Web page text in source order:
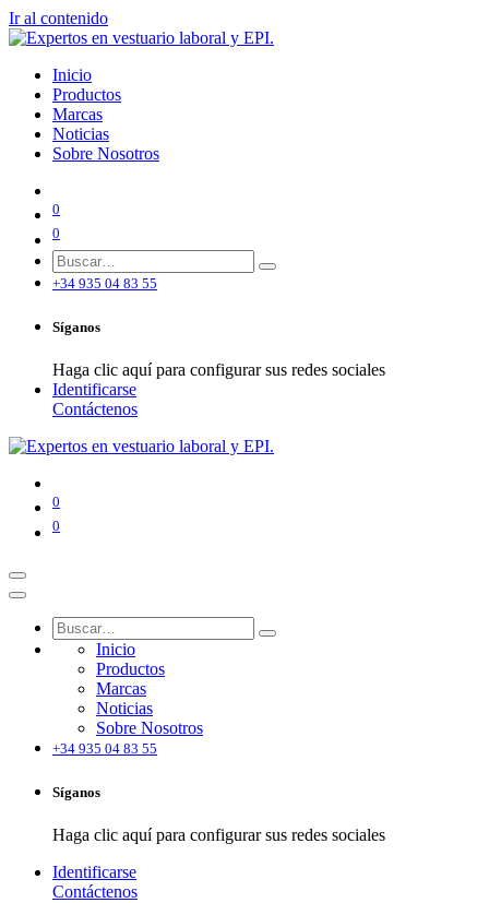
Ir al contenido
Inicio
Productos
Marcas
Noticias
Sobre Nosotros
0
0
+34 935 04 83 55
Síganos
Haga clic aquí para configurar sus redes sociales
Identificarse
Contáctenos
0
0
Inicio
Productos
Marcas
Noticias
Sobre Nosotros
+34 935 04 83 55
Síganos
Haga clic aquí para configurar sus redes sociales
Identificarse
Contáctenos